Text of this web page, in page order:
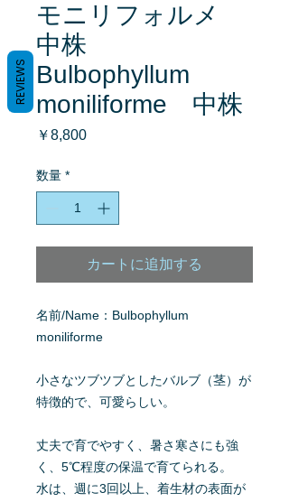
モニリフォルメ
中株
Bulbophyllum
moniliforme 中株
￥8,800価
数量 *
カートに追加する
名前/Name：Bulbophyllum
moniliforme
小さなツブツブとしたバルブ（茎）が
特徴的で、可愛らしい。
丈夫で育でやすく、暑さ寒さにも強
く、5℃程度の保温で育てられる。
水は、週に3回以上、着生材の表面が
REVIEWS